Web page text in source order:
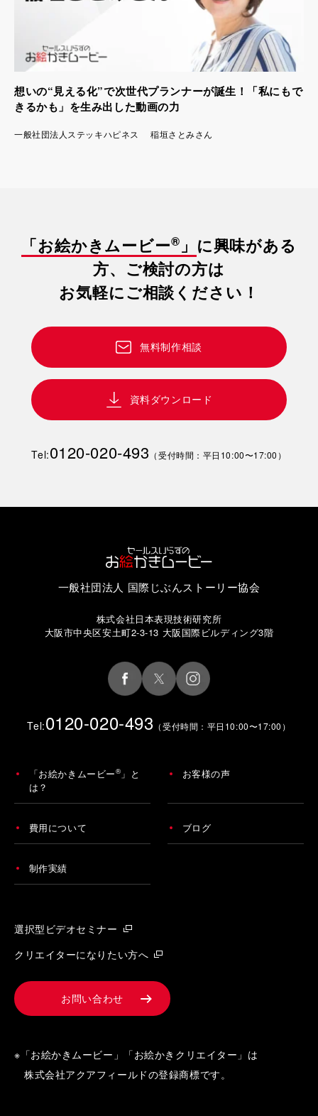
想いの“見える化”で次世代プランナーが誕生！「私にもで
きるかも」を生み出した動画の力
一般社団法人ステッキハピネス 稲垣さとみさん
「お絵かきムービー® 」 に興味がある
方、ご検討の方は
お気軽にご相談ください！
無料制作相談
資料ダウンロード
Tel:0120-020-493 （受付時間：平日10:00〜17:00）
一般社団法人 国際じぶんストーリー協会
株式会社日本表現技術研究所
大阪市中央区安土町2-3-13 大阪国際ビルディング3階
Tel:0120-020-493 （受付時間：平日10:00〜17:00）
「お絵かきムービー® 」と
は？
お客様の声
費用について ブログ
制作実績
選択型ビデオセミナー
クリエイターになりたい方へ
お問い合わせ
※「お絵かきムービー」「お絵かきクリエイター」は
株式会社アクアフィールドの登録商標です。